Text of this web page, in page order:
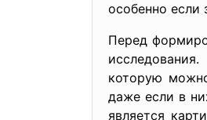
особенно если
Перед
которую
даже если в
является